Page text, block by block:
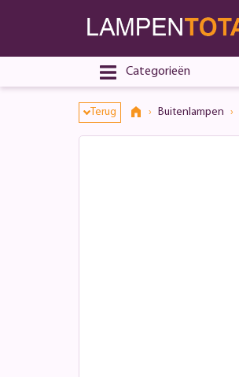
Categorieën
Terug Buitenlampen